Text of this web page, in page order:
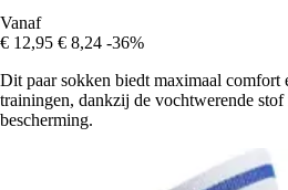
Vanaf
€ 12,95 € 8,24 -36%
Dit paar sokken biedt maximaal comfort
trainingen, dankzij de vochtwerende stof
bescherming.